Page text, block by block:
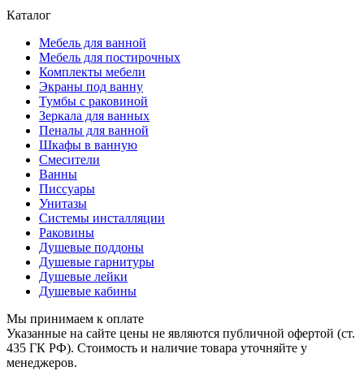
Каталог
Мебель для ванной
Мебель для постирочных
Комплекты мебели
Экраны под ванну
Тумбы с раковиной
Зеркала для ванных
Пеналы для ванной
Шкафы в ванную
Смесители
Ванны
Писсуары
Унитазы
Системы инсталляции
Раковины
Душевые поддоны
Душевые гарнитуры
Душевые лейки
Душевые кабины
Мы принимаем к оплате
Указанные на сайте цены не являются публичной офертой (ст.
435 ГК РФ). Стоимость и наличие товара уточняйте у
менеджеров.